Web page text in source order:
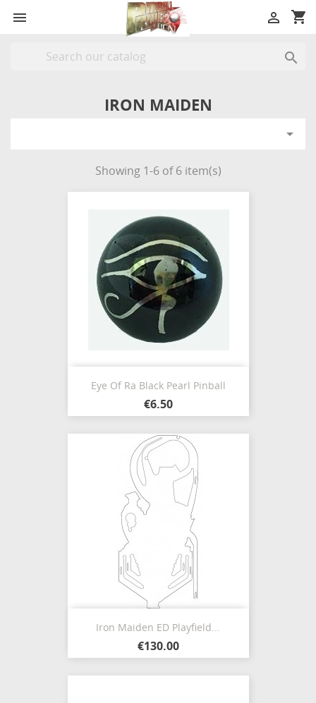
 shopping_cart


IRON MAIDEN

Showing 1-6 of 6 item(s)
Eye Of Ra Black Pearl Pinball
€6.50
Iron Maiden ED Playfield...
€130.00